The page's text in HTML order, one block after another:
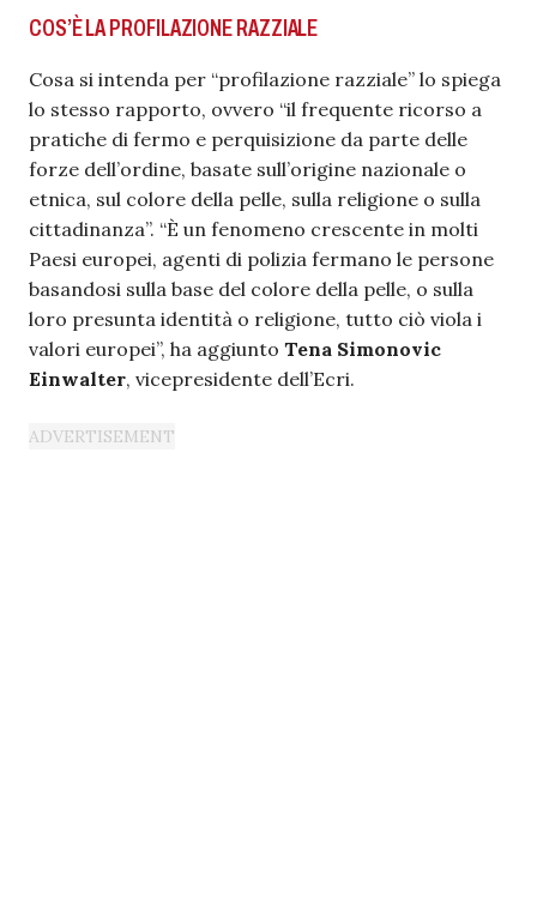
COS’È LA PROFILAZIONE RAZZIALE
Cosa si intenda per “profilazione razziale” lo spiega
lo stesso rapporto, ovvero “il frequente ricorso a
pratiche di fermo e perquisizione da parte delle
forze dell’ordine, basate sull’origine nazionale o
etnica, sul colore della pelle, sulla religione o sulla
cittadinanza”. “È un fenomeno crescente in molti
Paesi europei, agenti di polizia fermano le persone
basandosi sulla base del colore della pelle, o sulla
loro presunta identità o religione, tutto ciò viola i
valori europei”, ha aggiunto Tena Simonovic
Einwalter, vicepresidente dell’Ecri.